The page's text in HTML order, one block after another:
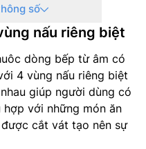
x 802 x 522 mm
x (490-500) mm
số
nấu riêng biệt
dòng bếp từ âm có
4 vùng nấu riêng biệt
giúp người dùng có
với những món ăn
cắt vát tạo nên sự